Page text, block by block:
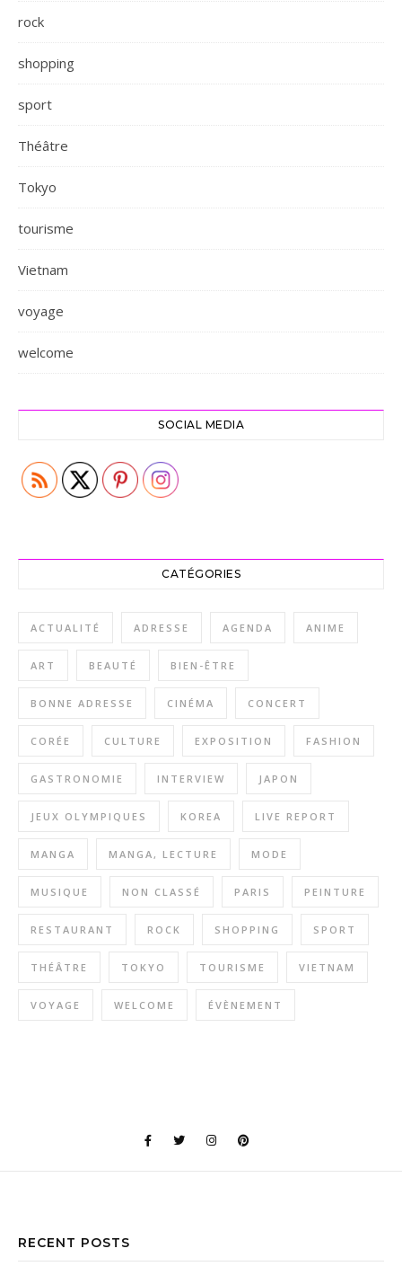
rock
shopping
sport
Théâtre
Tokyo
tourisme
Vietnam
voyage
welcome
SOCIAL MEDIA
CATÉGORIES
ACTUALITÉ ADRESSE AGENDA ANIME
ART BEAUTÉ BIEN-ÊTRE
BONNE ADRESSE CINÉMA CONCERT
CORÉE CULTURE EXPOSITION FASHION
GASTRONOMIE INTERVIEW JAPON
JEUX OLYMPIQUES KOREA LIVE REPORT
MANGA MANGA, LECTURE MODE
MUSIQUE NON CLASSÉ PARIS PEINTURE
RESTAURANT ROCK SHOPPING SPORT
THÉÂTRE TOKYO TOURISME VIETNAM
VOYAGE WELCOME ÉVÈNEMENT
RECENT POSTS